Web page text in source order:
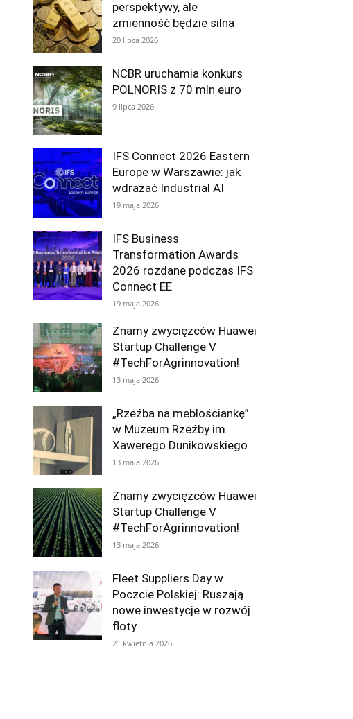
perspektywy, ale
zmienność będzie silna
20 lipca 2026
NCBR uruchamia konkurs
POLNORIS z 70 mln euro
9 lipca 2026
IFS Connect 2026 Eastern
Europe w Warszawie: jak
wdrażać Industrial AI
19 maja 2026
IFS Business
Transformation Awards
2026 rozdane podczas IFS
Connect EE
19 maja 2026
Znamy zwycięzców Huawei
Startup Challenge V
#TechForAgrinnovation!
13 maja 2026
„Rzeźba na meblościankę”
w Muzeum Rzeźby im.
Xawerego Dunikowskiego
13 maja 2026
Znamy zwycięzców Huawei
Startup Challenge V
#TechForAgrinnovation!
13 maja 2026
Fleet Suppliers Day w
Poczcie Polskiej: Ruszają
nowe inwestycje w rozwój
floty
21 kwietnia 2026